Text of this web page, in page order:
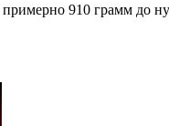
примерно 910 грамм до